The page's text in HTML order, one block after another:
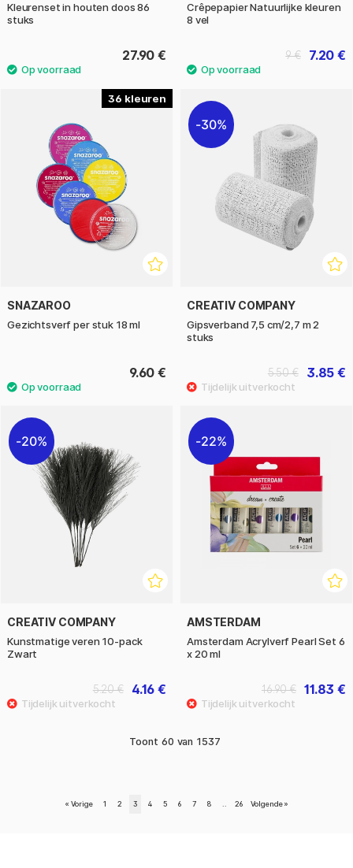
Kleurenset in houten doos 86
stuks
27.90 €
Crêpepapier Natuurlijke kleuren
8 vel
7.20 €
9 €
36
SNAZAROO
Gezichtsverf per stuk 18 ml
9.60 €
30%
CREATIV COMPANY
Gipsverband 7,5 cm/2,7 m 2
stuks
3.85 €
5.50 €
20%
CREATIV COMPANY
Kunstmatige veren 10-pack
Zwart
4.16 €
5.20 €
22%
AMSTERDAM
Amsterdam Acrylverf Pearl Set 6
x 20 ml
11.83 €
16.90 €
Toont 60 van 1537
« Vorige 1 2 3 4 5 6 7 8 26 Volgende »